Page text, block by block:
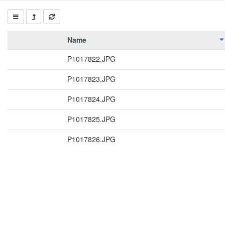
Name
P1017822.JPG
P1017823.JPG
P1017824.JPG
P1017825.JPG
P1017826.JPG